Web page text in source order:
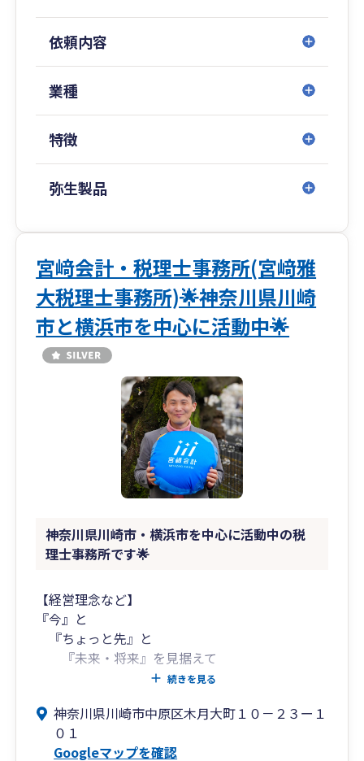
事業者である経営者の時間はとても貴重です。
弊所ではオンライン対応に特化することで、事業
者様の貴重な時間を最大限有効活用していただこ
○クラウド会計・チャットツールの活用： クラウ
ド会計である弥生会計NEXT・freeeに特化し、経
理業務の最適化を目指します。メッセージは
Google Driveにて共有し、領収書はスキャンやス
マホ撮影していただくのみで、紙のやり取りを最
小限に抑えます。
○DX推進の支援： 単に会計を行うだけでなく、
お客様自身のバックオフィス業務のIT化・効率化
についても、実体験に基づいたアドバイスが可能
○全国どこでも対応： クラウド環境、デジタルツ
ールをフル活用することで、全国どこでも対応す
ることが可能です。事業者様の移動時間を削減
し、本業に集中できる時間を最大化します。
3.経験豊富な若手税理士
状で、代表税理士は30代のため、業界内ではかな
り若手の部類に属します。
わった「現場の知見」
○生成AI・IT・DXといった、ビジネスの「今」
を、共通言語で語れる若手の感性
この2つの側面を持ちながら、事業者様の最良の
相談相手として伴走していきます。
依頼内容
業種
特徴
弥生製品
宮﨑会計・税理士事務所(宮﨑雅
大税理士事務所)🌟神奈川県川崎
市と横浜市を中心に活動中🌟
神奈川県川崎市・横浜市を中心に活動中の税
理士事務所です🌟
【経営理念など】
『今』と
『ちょっと先』と
『未来・将来』を見据えて
お客様も、スタッフ同士も
【会計ソフト以外にも様々なシステムを活用して
います】
続きを見る
神奈川県川崎市中原区木月大町１０－２３ー１
０１
Googleマップを確認